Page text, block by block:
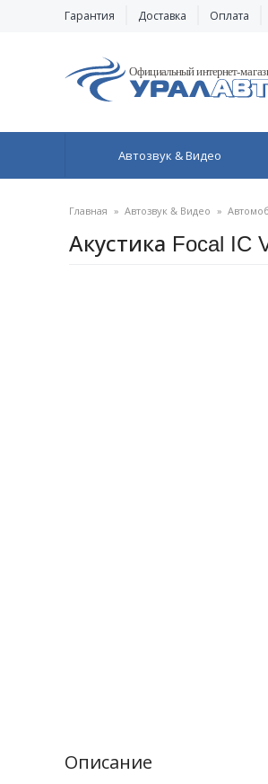
Гарантия Доставка Оплата
Автозвук & Видео
Главная » Автозвук & Видео »
Акустика Focal IC
Описание